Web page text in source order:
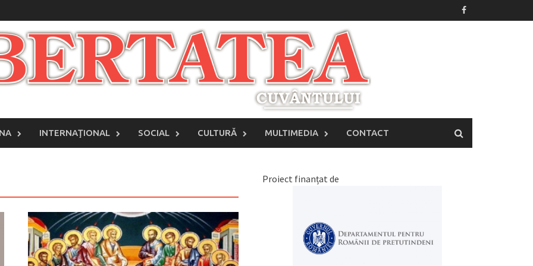
INTERNAŢIONAL SOCIAL CULTURĂ MULTIMEDIA CONTACT
Proiect finanțat de